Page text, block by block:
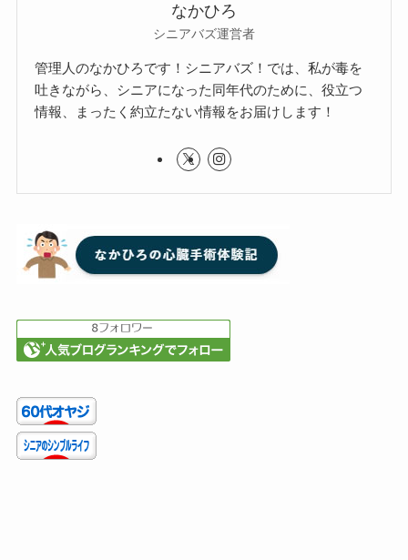
なかひろ
シニアバズ運営者
管理人のなかひろです！シニアバズ！では、私が毒を
吐きながら、シニアになった同年代のために、役立つ
情報、まったく約立たない情報をお届けします！